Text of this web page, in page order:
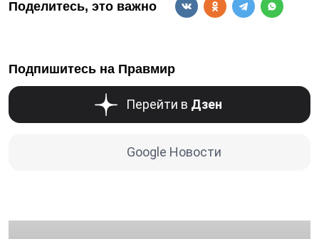
Поделитесь, это важно
Подпишитесь на Правмир
Перейти в Дзен
Google Новости